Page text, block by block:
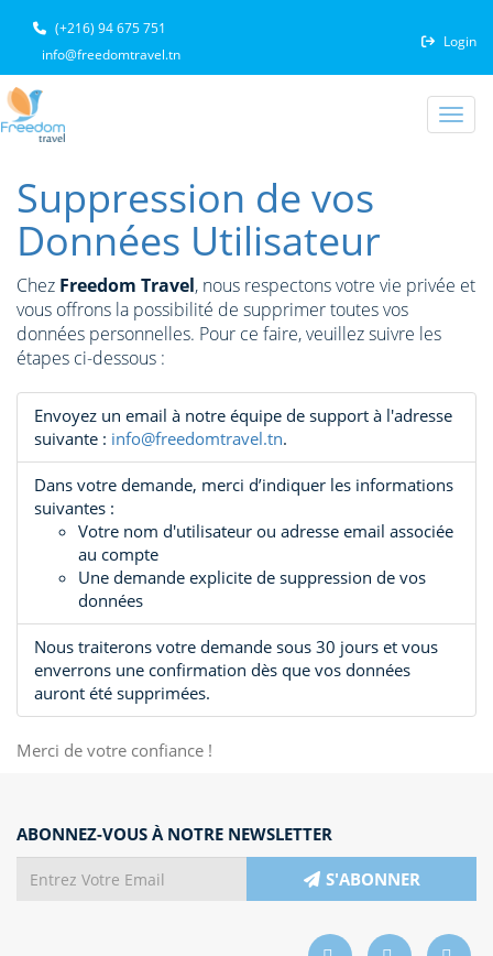
(+216) 94 675 751
info@freedomtravel.tn
Login
Suppression de vos
Données Utilisateur
Chez Freedom Travel, nous respectons votre vie privée et
vous offrons la possibilité de supprimer toutes vos
données personnelles. Pour ce faire, veuillez suivre les
étapes ci-dessous :
Envoyez un email à notre équipe de support à l'adresse
suivante : info@freedomtravel.tn.
Dans votre demande, merci d’indiquer les informations
suivantes :
Votre nom d'utilisateur ou adresse email associée
au compte
Une demande explicite de suppression de vos
données
Nous traiterons votre demande sous 30 jours et vous
enverrons une confirmation dès que vos données
auront été supprimées.
Merci de votre confiance !
ABONNEZ-VOUS À NOTRE NEWSLETTER
S'ABONNER